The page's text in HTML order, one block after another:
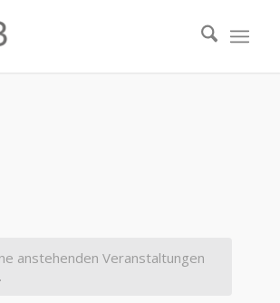
anstehenden Veranstaltungen